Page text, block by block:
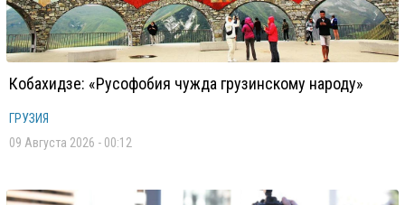
Кобахидзе: «Русофобия чужда грузинскому народу»
ГРУЗИЯ
09 Августа 2026 - 00:12